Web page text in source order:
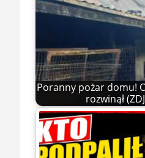
Poranny pożar domu!
rozwinął